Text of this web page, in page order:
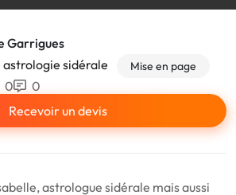
Garrigues
sidérale
Mise en page
0
0
Recevoir un devis
astrologue sidérale mais aussi